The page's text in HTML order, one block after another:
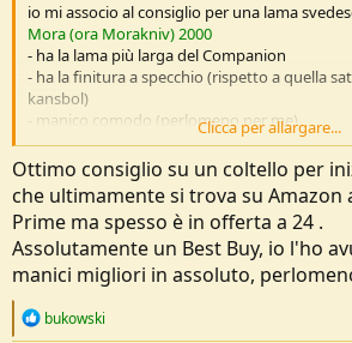
io mi associo al consiglio per una lama
Mora (ora Morakniv) 2000
- ha la lama più larga del Companion
- ha la finitura a specchio (rispetto a quella
kansbol)
- manico comodo (perlomeno per me)
- ha un bel fodero funzionale con una
la lama nei due versi, dx o sx, fa un bel click
neanche dopo anni di entra-esci dal fodero.
........ e poi te lo consiglia anche lei
(guarda
Vedi l'allegato 234840
Non si trova quasi più a buon prezzo, però qui
spesa di sped. di 2,99.
Clicca per allargare...
Ottimo consiglio su un coltello per
che ultimamente si trova su Amazon
Prime ma spesso è in offerta a 24 .
Assolutamente un Best Buy, io l'ho
manici migliori in assoluto,
R
bukowski